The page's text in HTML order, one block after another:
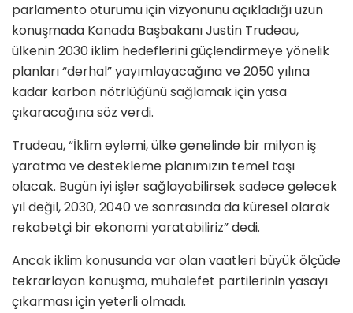
parlamento oturumu için vizyonunu açıkladığı uzun
konuşmada Kanada Başbakanı Justin Trudeau,
ülkenin 2030 iklim hedeflerini güçlendirmeye yönelik
planları “derhal” yayımlayacağına ve 2050 yılına
kadar karbon nötrlüğünü sağlamak için yasa
çıkaracağına söz verdi.
Trudeau, “İklim eylemi, ülke genelinde bir milyon iş
yaratma ve destekleme planımızın temel taşı
olacak. Bugün iyi işler sağlayabilirsek sadece gelecek
yıl değil, 2030, 2040 ve sonrasında da küresel olarak
rekabetçi bir ekonomi yaratabiliriz” dedi.
Ancak iklim konusunda var olan vaatleri büyük ölçüde
tekrarlayan konuşma, muhalefet partilerinin yasayı
çıkarması için yeterli olmadı.